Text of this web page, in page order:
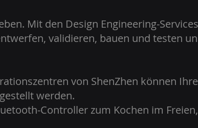
Mit den Design Engineering-
validieren, bauen und testen
von ShenZhen können Ihre
werden.
Controller zum Kochen im Freien,